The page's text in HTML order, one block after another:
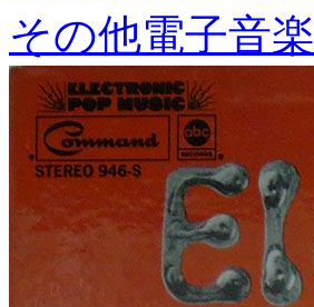
その他電子音楽